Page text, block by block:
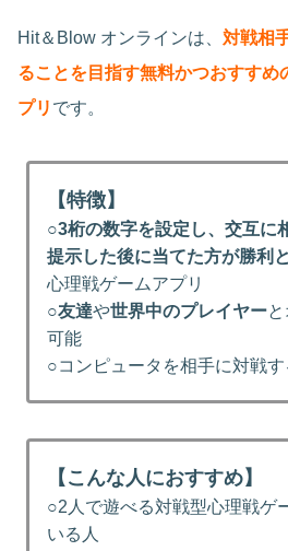
Hit＆Blow オンラインは、 対戦相
ることを目指す無料かつおすすめ
プリ です。
【特徴】
○3桁の数字を設定し、交互に
提示した後に当てた方が勝利
心理戦ゲームアプリ
○友達や世界中のプレイヤー
可能
○コンピュータを相手に対戦
【こんな人におすすめ】
○2人で遊べる対戦型心理戦ゲ
いる人